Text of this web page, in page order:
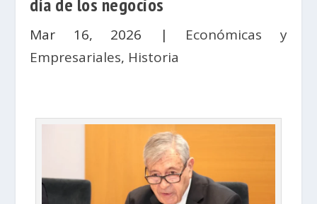
Mar 16, 2026 | Económicas y
Empresariales, Historia